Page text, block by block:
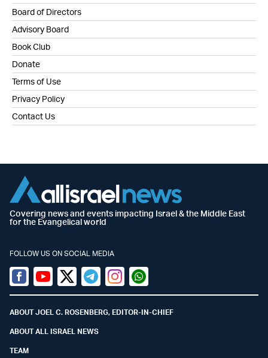
Board of Directors
Advisory Board
Book Club
Donate
Terms of Use
Privacy Policy
Contact Us
Covering news and events impacting Israel & the Middle East
for the Evangelical world
FOLLOW US ON SOCIAL MEDIA
Facebook
YoutubeTwitter (X)
TelegramInstagramWhatsapp
ABOUT JOEL C. ROSENBERG, EDITOR-IN-CHIEF
ABOUT ALL ISRAEL NEWS
TEAM